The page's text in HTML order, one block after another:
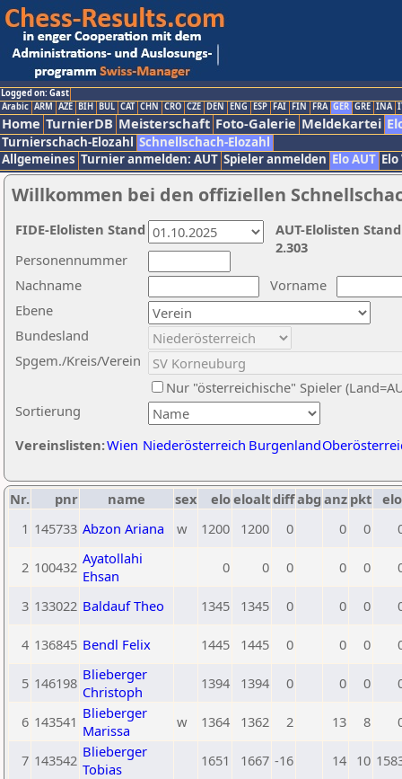
Logged on: Gast
Arabic ARM AZE BIH BUL CAT CHN CRO CZE DEN ENG ESP FAI FIN FRA GER GRE INA
Home TurnierDB Meisterschaft Foto-Galerie Meldekartei
Turnierschach-Elozahl Schnellschach-Elozahl
Allgemeines Turnier anmelden: AUT Spieler anmelden Elo AUT
Willkommen bei den offiziellen
Nachname
Vorname
Ebene
Sortierung
Personennummer
Bundesland
Spgem./Kreis/Verein
Nur "österreichische" Spieler
Vereinslisten:Wien Niederösterreich Burgenland
AUT-Elolisten
2.303
FIDE-Elolisten Stand
Nr. pnr name sex eloeloaltdiffabg anz pkt
1 145733 Abzon Ariana w 1200 1200 0 0 0
2 100432 Ayatollahi
Ehsan
0 0 0 0 0
3 133022 Baldauf Theo 1345 1345 0 0 0
4 136845 Bendl Felix 1445 1445 0 0 0
5 146198 Blieberger
Christoph
1394 1394 0 0 0
6 143541 Blieberger
Marissa
w 1364 1362 2 13 8
7 143542 Blieberger
Tobias
1651 1667 -16 14 10